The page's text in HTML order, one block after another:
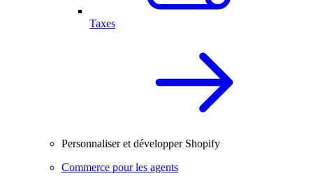
Taxes
Personnaliser et développer Shopify
Commerce pour les agents